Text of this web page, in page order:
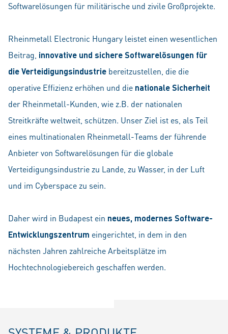
Softwarelösungen für militärische und zivile Großprojekte.
Rheinmetall Electronic Hungary leistet einen wesentlichen
Beitrag, innovative und sichere Softwarelösungen für
die Verteidigungsindustrie bereitzustellen, die die
operative Effizienz erhöhen und die nationale Sicherheit
der Rheinmetall-Kunden, wie z.B. der nationalen
Streitkräfte weltweit, schützen. Unser Ziel ist es, als Teil
eines multinationalen Rheinmetall-Teams der führende
Anbieter von Softwarelösungen für die globale
Verteidigungsindustrie zu Lande, zu Wasser, in der Luft
und im Cyberspace zu sein.
Daher wird in Budapest ein neues, modernes Software-
Entwicklungszentrum eingerichtet, in dem in den
nächsten Jahren zahlreiche Arbeitsplätze im
Hochtechnologiebereich geschaffen werden.